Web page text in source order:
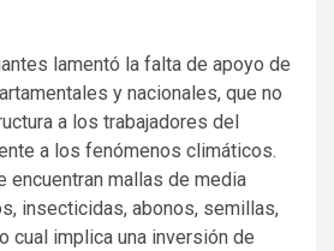
lamentó la falta de apoyo de
y nacionales, que no
a los trabajadores del
a los fenómenos climáticos.
encuentran mallas de media
insecticidas, abonos, semillas,
cual implica una inversión de